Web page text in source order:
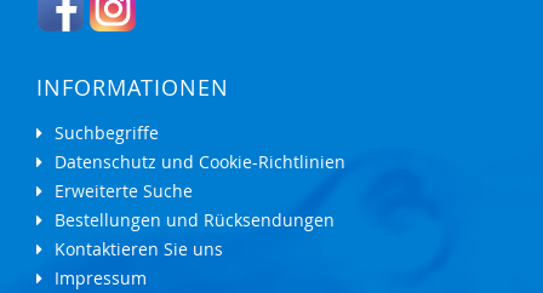
INFORMATIONEN
Suchbegriffe
Datenschutz und Cookie-Richtlinien
Erweiterte Suche
Bestellungen und Rücksendungen
Kontaktieren Sie uns
Impressum